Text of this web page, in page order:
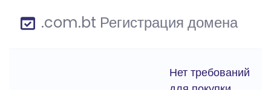
.com.bt Регистрация домена
Нет требований